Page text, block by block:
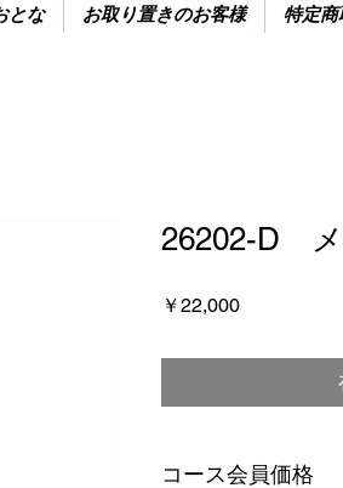
とな お取り置きのお客様 特定商
26202-D
￥22,000価
コース会員価格